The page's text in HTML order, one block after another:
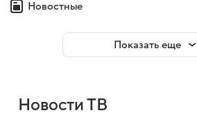
Новостные
Показать еще
Новости ТВ